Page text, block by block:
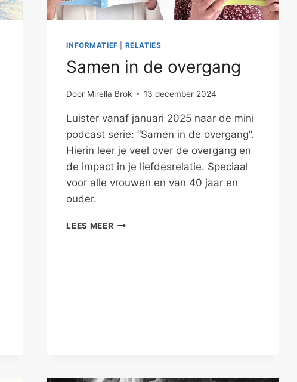
INFORMATIEF RELATIES
Samen in de overgang
Door Mirella Brok 13 december 2024
Luister vanaf januari 2025 naar de mini
podcast serie: “Samen in de overgang”.
Hierin leer je veel over de overgang en
de impact in je liefdesrelatie. Speciaal
voor alle vrouwen en van 40 jaar en
ouder.
LEES MEERSAMEN